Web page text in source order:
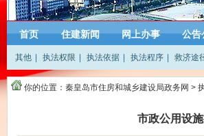
首页 住建新闻 网上办事 公告
其他 执法权限 执法依据 执法程序 救济途
你的位置： 秦皇岛市住房和城乡建设局政务网 >
市政公用设